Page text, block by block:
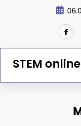
STEM online